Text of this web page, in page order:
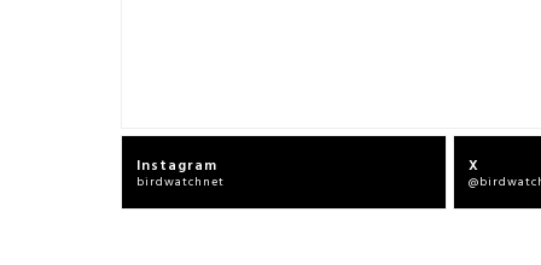
Instagram
birdwatchnet
X